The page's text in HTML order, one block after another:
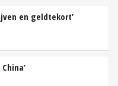
en geldtekort’